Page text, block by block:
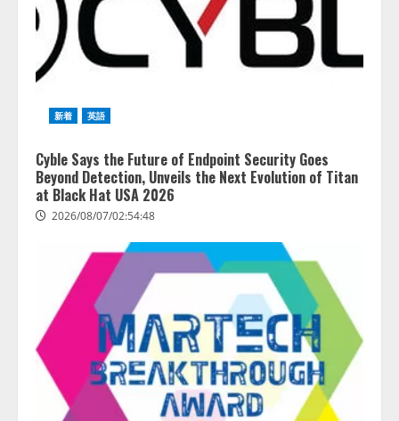
新着 英語
Cyble Says the Future of Endpoint Security Goes
Beyond Detection, Unveils the Next Evolution of Titan
at Black Hat USA 2026
2026/08/07/02:54:48